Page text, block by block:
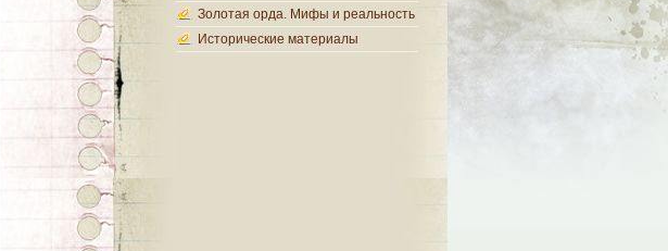
Золотая орда. Мифы и реальность
Исторические материалы